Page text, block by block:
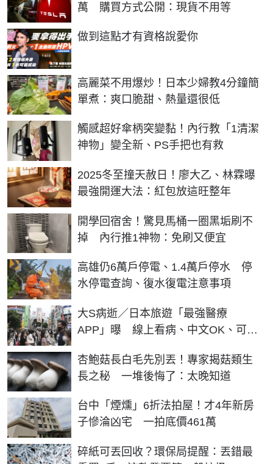
萬 購買方式公開：現貨不用等
做到這點才有資格說愛你
PR
高麗菜不用爆炒！日本少婦教4分鐘簡
單煮：爽口脆甜、熱量還很低
觸感超好傘柄突變黏！內行教「1清潔
神物」變全新、PS手把也有救
2025冬至撞天赦日！廖大乙、林霖曝
最強開運大法：紅包放這旺整年
開學回宿舍！驚見馬桶一圈黑垢刷不
掉 內行推1神物：免刷又便宜
高雄仍6萬戶停電、1.4萬戶停水 停
水停電查詢、復水復電注意事項
大S病逝／日本旅遊「最強醫療
APP」曝 線上看病、中文OK、可刷
杏鮑菇長白毛先別丟！專家揭菇類生
長之秘 一堆後悔了：太晚知道
台中「煙燻」6折法拍屋！才4年新房
子慘淪凶宅 一拍底價461萬
碎紙可丟回收？環保局提醒：丟錯最